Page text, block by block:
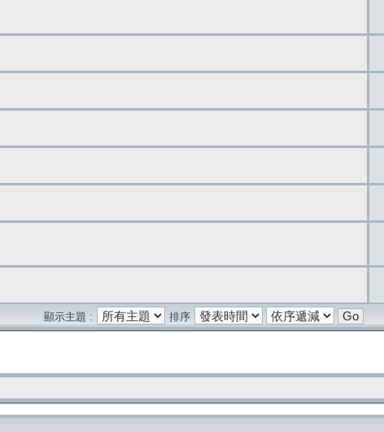
顯示主題 : 排序